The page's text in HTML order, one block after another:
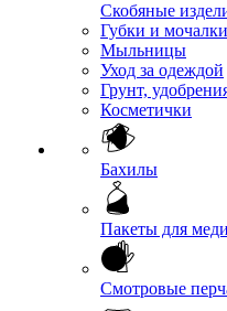
Скобяные
Губки и
Мыльницы
Уход за одеждой
Грунт,
Косметички
Бахилы
Пакеты для
Смотровые